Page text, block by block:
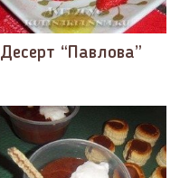
Десерт “Павлова”